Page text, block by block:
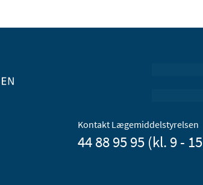
Kontakt Lægemiddelstyrelsen
44 88 95 95 (kl. 9 -